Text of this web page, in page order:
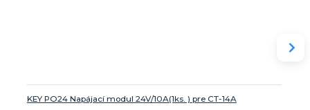
KEY PO24 Napájací modul 24V/10A(1ks. ) pre CT-14A